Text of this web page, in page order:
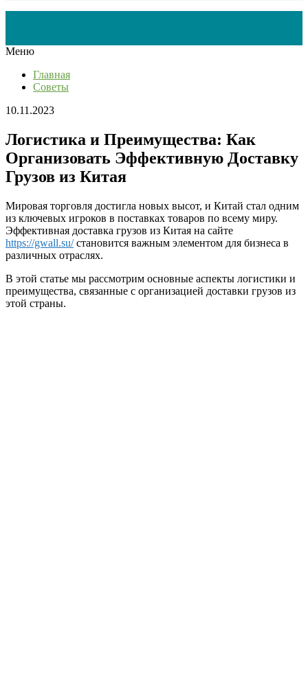
Меню
Главная
Советы
10.11.2023
Логистика и Преимущества: Как
Организовать Эффективную Доставку
Грузов из Китая
Мировая торговля достигла новых высот, и Китай стал одним
из ключевых игроков в поставках товаров по всему миру.
Эффективная доставка грузов из Китая на сайте
https://gwall.su/становится важным элементом для бизнеса в
различных отраслях.
В этой статье мы рассмотрим основные аспекты логистики и
преимущества, связанные с организацией доставки грузов из
этой страны.